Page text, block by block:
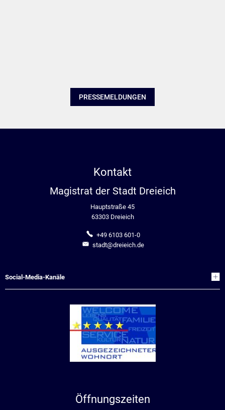
PRESSEMELDUNGEN
Kontakt
Magistrat der Stadt Dreieich
Hauptstraße 45
63303 Dreieich
+49 6103 601-0
stadt@dreieich.de
Social-Media-Kanäle
Öffnungszeiten